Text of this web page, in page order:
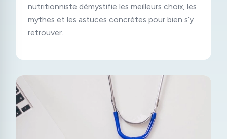
nutritionniste démystifie les meilleurs choix, les
mythes et les astuces concrètes pour bien s’y
retrouver.